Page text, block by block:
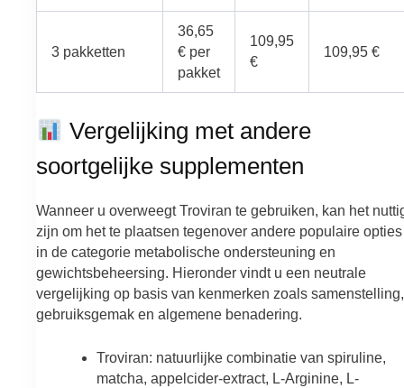
3 pakketten
36,65
€ per
pakket
109,95
€
109,95 €
Vergelijking met andere
soortgelijke supplementen
Wanneer u overweegt Troviran te gebruiken, kan het
zijn om het te plaatsen tegenover andere populaire opties
in de categorie metabolische ondersteuning en
gewichtsbeheersing. Hieronder vindt u een neutrale
vergelijking op basis van kenmerken zoals samenstelling,
gebruiksgemak en algemene benadering.
Troviran: natuurlijke combinatie van spiruline,
matcha, appelcider-extract, L-Arginine, L-